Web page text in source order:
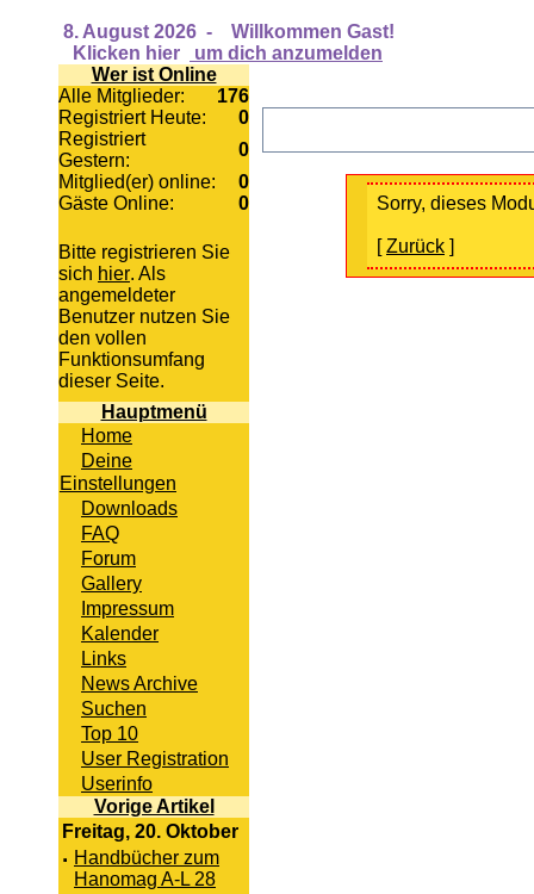
8. August 2026 -
Willkommen Gast!
Klicken hier
um dich anzumelden
Wer ist Online
Alle Mitglieder:
176
Registriert Heute:
0
Registriert
Gestern:
0
Mitglied(er) online:
0
Gäste Online:
0
Bitte registrieren Sie
sich hier. Als
angemeldeter
Benutzer nutzen Sie
den vollen
Funktionsumfang
dieser Seite.
Hauptmenü
Home
Deine
Einstellungen
Downloads
FAQ
Forum
Gallery
Impressum
Kalender
Links
News Archive
Suchen
Top 10
User Registration
Userinfo
Vorige Artikel
Freitag, 20. Oktober
· Handbücher zum
Hanomag A-L 28
Sorry, dieses
[Zurück ]